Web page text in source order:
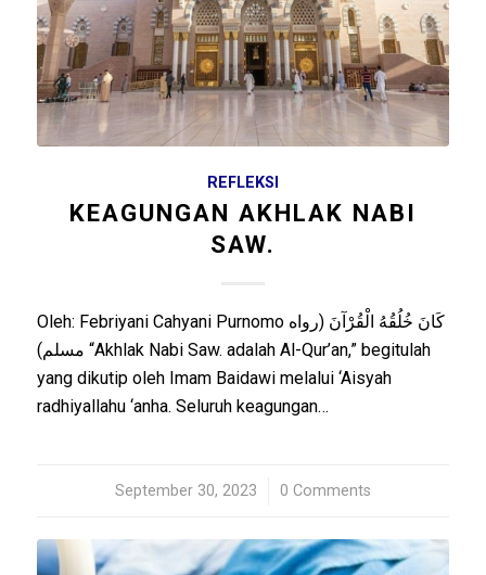
REFLEKSI
KEAGUNGAN AKHLAK NABI
SAW.
Oleh: Febriyani Cahyani Purnomo كَانَ خُلُقُهُ الْقُرْآنَ (رواه
مسلم) “Akhlak Nabi Saw. adalah Al-Qur’an,” begitulah
yang dikutip oleh Imam Baidawi melalui ‘Aisyah
radhiyallahu ‘anha. Seluruh keagungan…
September 30, 2023
/ 0 Comments